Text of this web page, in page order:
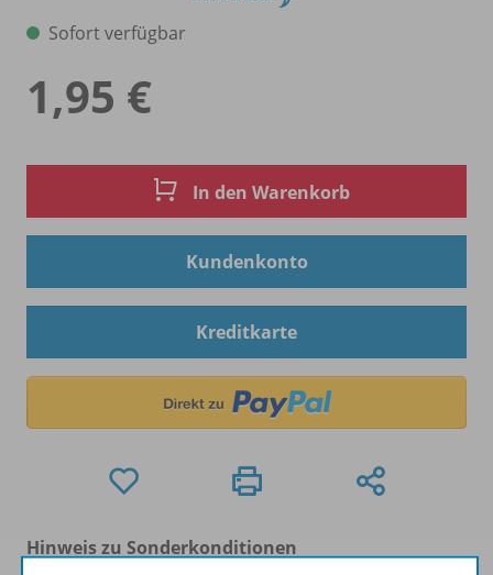
Sofort verfügbar
1,95 €
In den Warenkorb
Kundenkonto
Kreditkarte
Hinweis zu Sonderkonditionen